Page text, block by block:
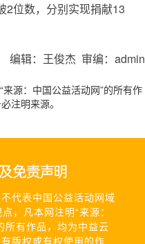
2位数，分别实现捐献13
编辑：王俊杰 审编：admin
源：中国公益活动网”的所有作
注明来源。
代表中国公益活动网域
，凡本网注明“来源：
所有作品，均为中益云
版权或有权使用的作